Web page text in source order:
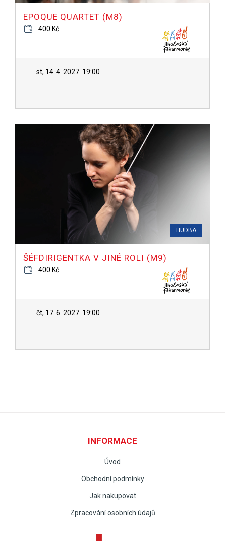
EPOQUE QUARTET (M8)
400 Kč
st, 14. 4. 2027 19:00
HUDBA
ŠÉFDIRIGENTKA V JINÉ ROLI (M9)
400 Kč
čt, 17. 6. 2027 19:00
INFORMACE
Úvod
Obchodní podmínky
Jak nakupovat
Zpracování osobních údajů